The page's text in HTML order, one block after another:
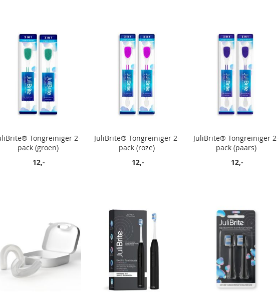
Tongreiniger 2-
pack (groen)
12,-
JuliBrite® Tongreiniger 2-
pack (roze)
12,-
JuliBrite® Tongreiniger 2-
pack (paars)
12,-